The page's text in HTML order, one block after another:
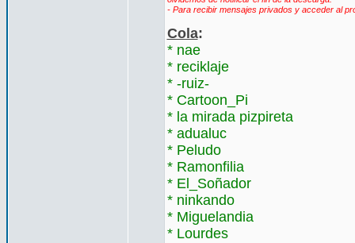
- Para recibir mensajes privados y acceder al
Cola:
* nae
* reciklaje
* -ruiz-
* Cartoon_Pi
* la mirada pizpireta
* adualuc
* Peludo
* Ramonfilia
* El_Soñador
* ninkando
* Miguelandia
* Lourdes